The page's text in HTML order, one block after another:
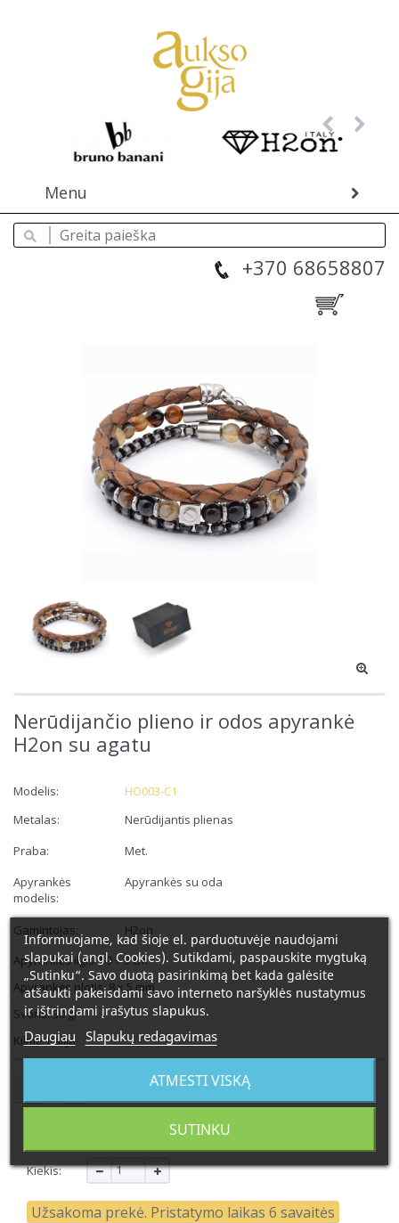
Menu
+370 68658807
Nerūdijančio plieno ir odos apyrankė
H2on su agatu
Modelis:
HO003-C1
Metalas:
Nerūdijantis plienas
Praba:
Met.
Apyrankės
modelis:
Apyrankės su oda
Gamintojas:
H2on
Apyrankės ilgis: 59 + 3 cm
Apyrankės plotis: 8 x 5 mm
Svoris: 30 gr
Kilmė: Italija
Kiekis:
Užsakoma prekė. Pristatymo laikas 6 savaitės
Informuojame, kad šioje el. parduotuvėje naudojami
slapukai (angl. Cookies). Sutikdami, paspauskite mygtuką
„Sutinku“. Savo duotą pasirinkimą bet kada galėsite
atšaukti pakeisdami savo interneto naršyklės nustatymus
ir ištrindami įrašytus slapukus.
Daugiau Slapukų redagavimas
ATMESTI VISKĄ
SUTINKU